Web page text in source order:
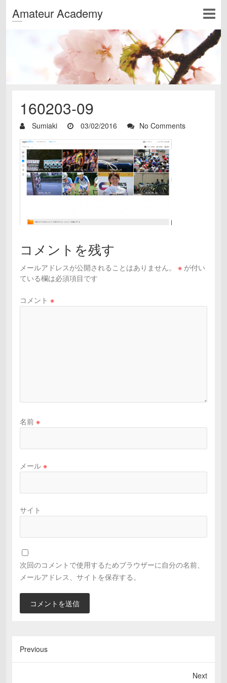
Amateur Academy
160203-09
Sumiaki 03/02/2016 No Comments
コメントを残す
メールアドレスが公開されることはありません。 ※ が付い
ている欄は必須項目です
コメント ※
名前 ※
メール ※
サイト
次回のコメントで使用するためブラウザーに自分の名前、
メールアドレス、サイトを保存する。
Previous
Next